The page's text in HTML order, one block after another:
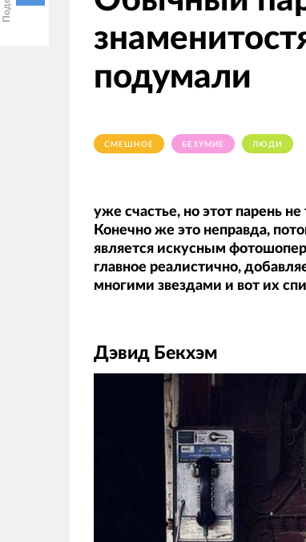
подумали
СМЕШНОЕ БЕЗУМИЕ ЛЮДИ
уже счастье, но этот парень
Конечно же это неправда,
является искусным
главное реалистично,
многими звездами и вот их
Дэвид Бекхэм